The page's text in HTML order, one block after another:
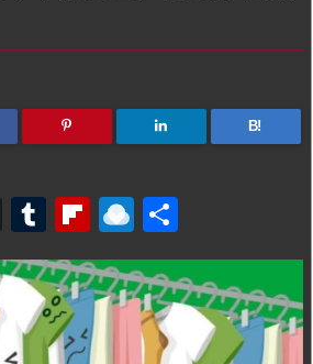
B!
T
hr
e
a
d
T
u
m
bl
r
Fl
ip
b
o
ar
R
ai
n
dr
o
有